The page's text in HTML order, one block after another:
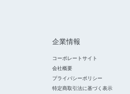
企業情報
コーポレートサイト
会社概要
プライバシーポリシー
特定商取引法に基づく表示